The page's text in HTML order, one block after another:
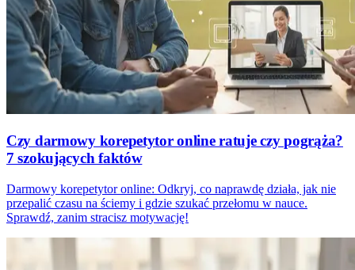
Czy darmowy korepetytor online ratuje czy pogrąża?
7 szokujących faktów
Darmowy korepetytor online: Odkryj, co naprawdę działa, jak nie
przepalić czasu na ściemy i gdzie szukać przełomu w nauce.
Sprawdź, zanim stracisz motywację!